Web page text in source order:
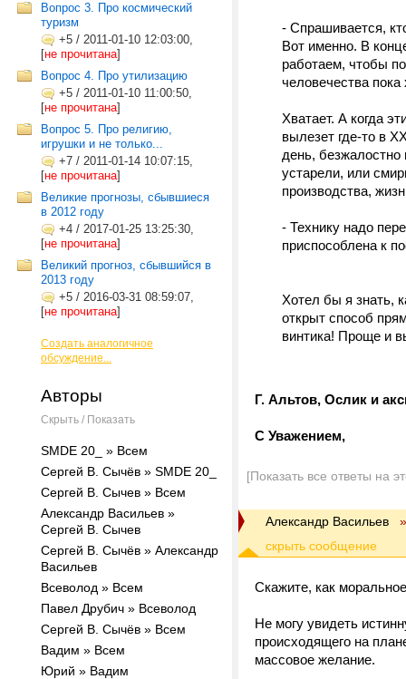
Вопрос 3. Про космический
туризм
+5 / 2011-01-10 12:03:00,
[не прочитана]
Вопрос 4. Про утилизацию
+5 / 2011-01-10 11:00:50,
[не прочитана]
Вопрос 5. Про религию,
игрушки и не только...
+7 / 2011-01-14 10:07:15,
[не прочитана]
Великие прогнозы, сбывшиеся
в 2012 году
+4 / 2017-01-25 13:25:30,
[не прочитана]
Великий прогноз, сбывшийся в
2013 году
+5 / 2016-03-31 08:59:07,
[не прочитана]
Создать аналогичное
обсуждение...
Авторы
Скрыть / Показать
SMDE 20_ » Всем
Сергей В. Сычёв » SMDE 20_
Сергей В. Сычев » Всем
Александр Васильев »
Сергей В. Сычев
Сергей В. Сычёв » Александр
Васильев
Всеволод » Всем
Павел Друбич » Всеволод
Сергей В. Сычёв » Всем
Вадим » Всем
Юрий » Вадим
- Спрашивается,
Вот именно. В
работаем, чтобы
человечества пока
Хватает. А когда
вылезет где-то в
день,
устарели, или
производства,
- Технику надо
приспособлена к
Хотел бы я знать,
открыт способ
винтика! Проще и
Г. Альтов, Ослик и
С Уважением,
[Показать все ответы на
Александр Васильев »
Скажите, как
Не могу увидеть
происходящего на
массовое желание.